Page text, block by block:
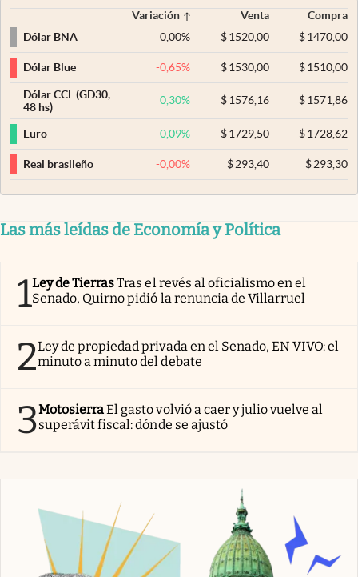
Variación Venta
Compra
Dólar BNA
0,00% $ 1520,00 $1470,00
Dólar Blue -0,65% $ 1530,00 $1510,00
Dólar CCL (GD30,
48 hs)
0,30% $ 1576,16 $1571,86
Euro 0,09% $ 1729,50 $1728,62
Real brasileño -0,00% $ 293,40 $293,30
Las más leídas de Economía y Política
1Ley de TierrasTras el revés al oficialismo en el
Senado, Quirno pidió la renuncia de Villarruel
2Ley de propiedad privada en el Senado, EN VIVO: el
minuto a minuto del debate
3MotosierraEl gasto volvió a caer y julio vuelve al
superávit fiscal: dónde se ajustó